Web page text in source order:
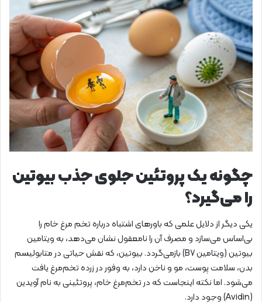
چگونه یک پروتئین جلوی جذب بیوتین
را می‌گیرد؟
یکی دیگر از دلایل علمی که باورهای اشتباه درباره تخم مرغ خام را
بی‌اساس می‌سازد و مصرف آن را نامعقول نشان می‌دهد، به ویتامین
بیوتین (ویتامین B7) بازمی‌گردد. بیوتین، که نقش حیاتی در متابولیسم
بدن، سلامت پوست، مو و ناخن دارد، به وفور در زرده تخم‌مرغ یافت
می‌شود. اما نکته اینجاست که در تخم‌مرغ خام، پروتئینی به نام آویدین
(Avidin) وجود دارد.